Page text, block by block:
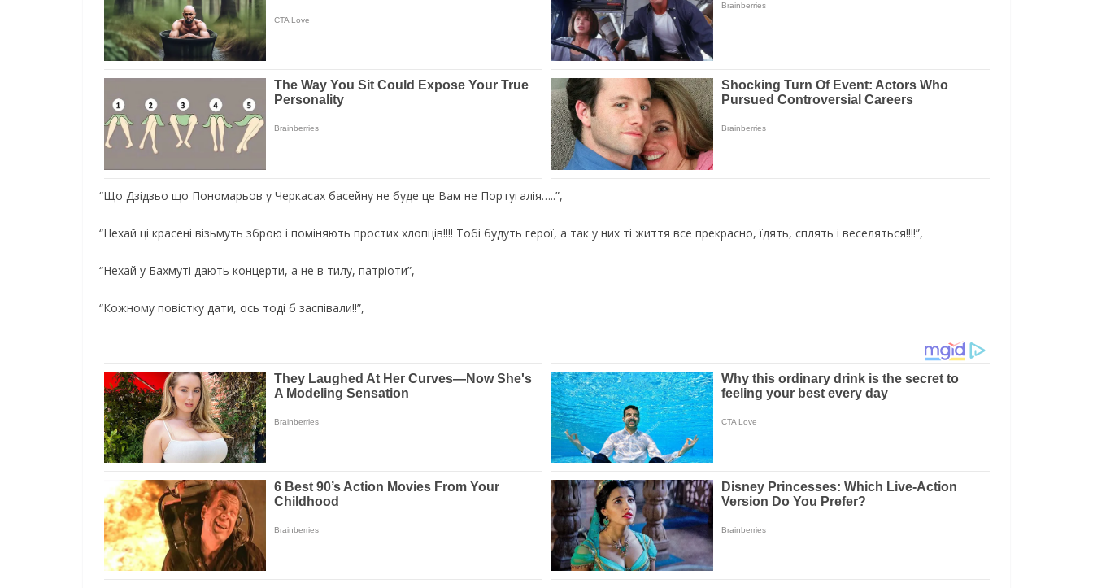
“Що Дзідзьо що Пономарьов у Черкасах басейну не буде це Вам не Португалія…..”,
“Нехай ці красені візьмуть зброю і поміняють простих хлопців!!!! Тобі будуть герої, а так у них ті життя все прекрасно, їдять, сплять і веселяться!!!!”,
“Нехай у Бахмуті дають концерти, а не в тилу, патріоти”,
“Кожному повістку дати, ось тоді б заспівали!!”,